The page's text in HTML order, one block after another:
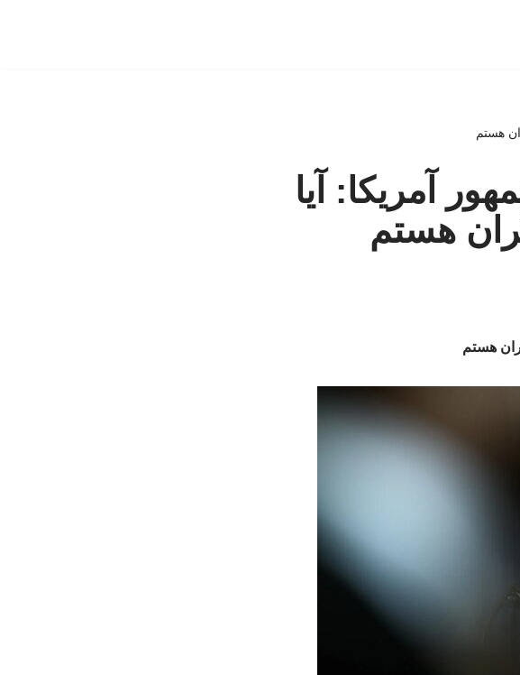
هستم
آمریکا: آیا
هستم
هستم